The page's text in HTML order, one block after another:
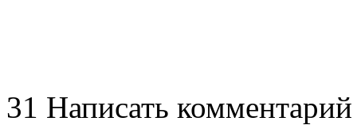
31 Написать комментарий